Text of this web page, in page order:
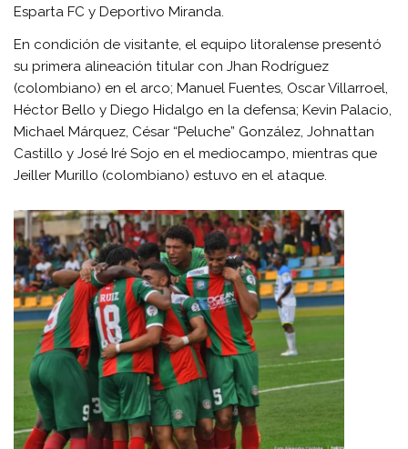
Esparta FC y Deportivo Miranda.
En condición de visitante, el equipo litoralense presentó
su primera alineación titular con Jhan Rodríguez
(colombiano) en el arco; Manuel Fuentes, Oscar Villarroel,
Héctor Bello y Diego Hidalgo en la defensa; Kevin Palacio,
Michael Márquez, César “Peluche” González, Johnattan
Castillo y José Iré Sojo en el mediocampo, mientras que
Jeiller Murillo (colombiano) estuvo en el ataque.